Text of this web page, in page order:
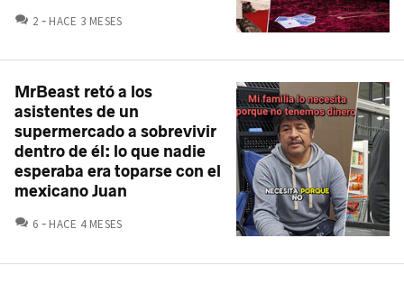
2 COMENTARIOS
HACE 3 MESES
MrBeast retó a los
asistentes de un
supermercado a sobrevivir
dentro de él: lo que nadie
esperaba era toparse con el
mexicano Juan
6 COMENTARIOS
HACE 4 MESES